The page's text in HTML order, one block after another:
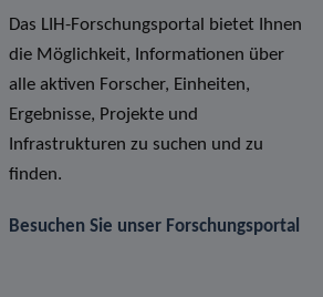
Das LIH-Forschungsportal bietet Ihnen
die Möglichkeit, Informationen über
alle aktiven Forscher, Einheiten,
Ergebnisse, Projekte und
Infrastrukturen zu suchen und zu
finden.
Besuchen Sie unser Forschungsportal